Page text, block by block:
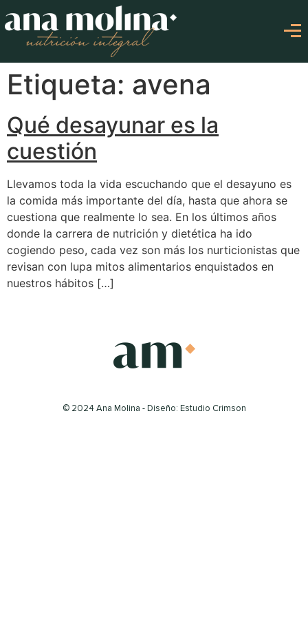
Etiqueta: avena
Qué desayunar es la
cuestión
Llevamos toda la vida escuchando que el desayuno es
la comida más importante del día, hasta que ahora se
cuestiona que realmente lo sea. En los últimos años
donde la carrera de nutrición y dietética ha ido
cogiendo peso, cada vez son más los nurticionistas que
revisan con lupa mitos alimentarios enquistados en
nuestros hábitos […]
© 2024 Ana Molina - Diseño: Estudio Crimson